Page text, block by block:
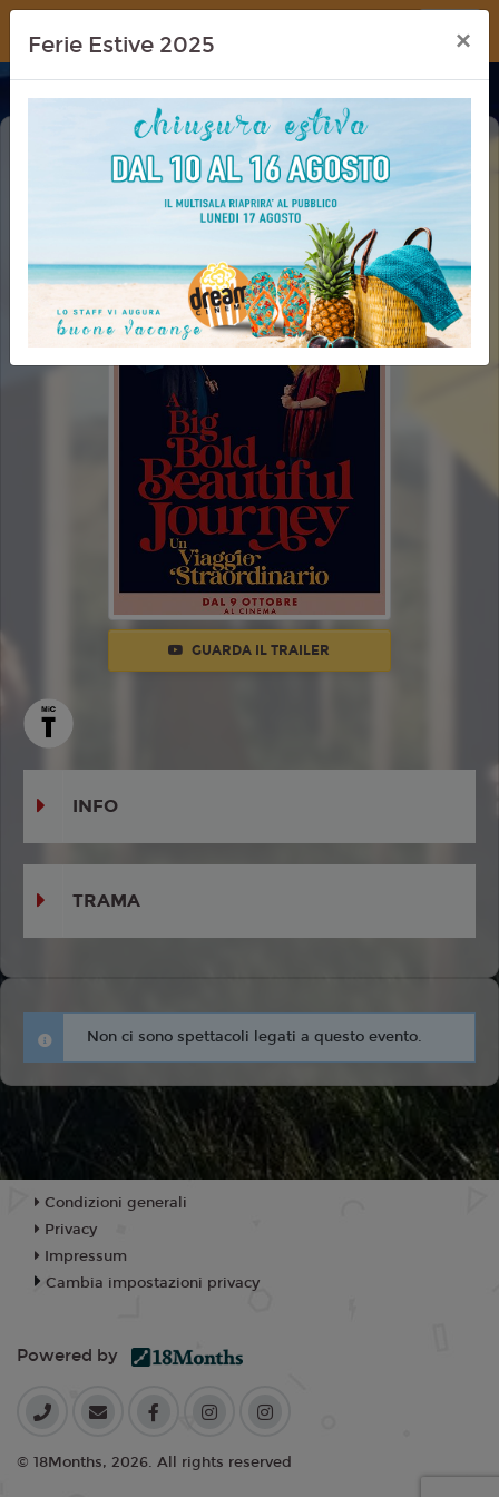
Dream Cinema
A BIG BOLD BEAUTIFUL JOURNEY: UN
VIAGGIO STRAORDINARIO
GUARDA IL TRAILER
INFO
TRAMA
Non ci sono spettacoli legati a questo evento.
Ferie Estive 2025 ×
Condizioni generali
Privacy
Impressum
Cambia impostazioni privacy
Powered by
© 18Months, 2026. All rights reserved